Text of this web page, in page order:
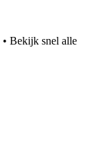
• Bekijk snel alle